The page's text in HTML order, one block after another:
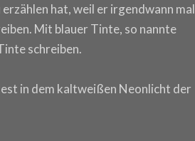
hat, weil er irgendwann mal
Mit blauer Tinte, so nannte
schreiben.
in dem kaltweißen Neonlicht der